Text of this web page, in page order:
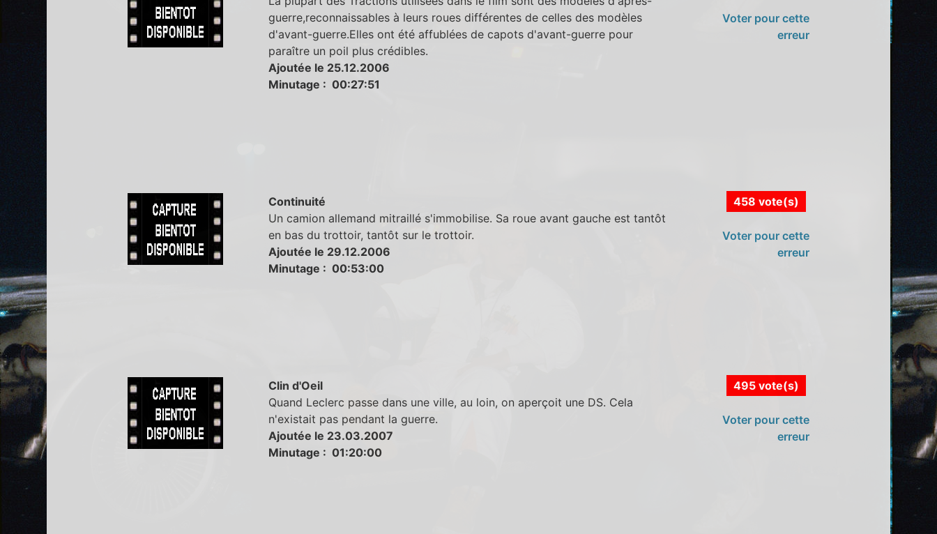
guerre,reconnaissables à leurs roues différentes de celles des modèles
d'avant-guerre.Elles ont été affublées de capots d'avant-guerre pour
paraître un poil plus crédibles.
Ajoutée le 25.12.2006
Minutage : 00:27:51
Voter pour cette
erreur
Continuité
Un camion allemand mitraillé s'immobilise. Sa roue avant gauche est tantôt
en bas du trottoir, tantôt sur le trottoir.
Ajoutée le 29.12.2006
Minutage : 00:53:00
458 vote(s)
Voter pour cette
erreur
Clin d'Oeil
Quand Leclerc passe dans une ville, au loin, on aperçoit une DS. Cela
n'existait pas pendant la guerre.
Ajoutée le 23.03.2007
Minutage : 01:20:00
495 vote(s)
Voter pour cette
erreur